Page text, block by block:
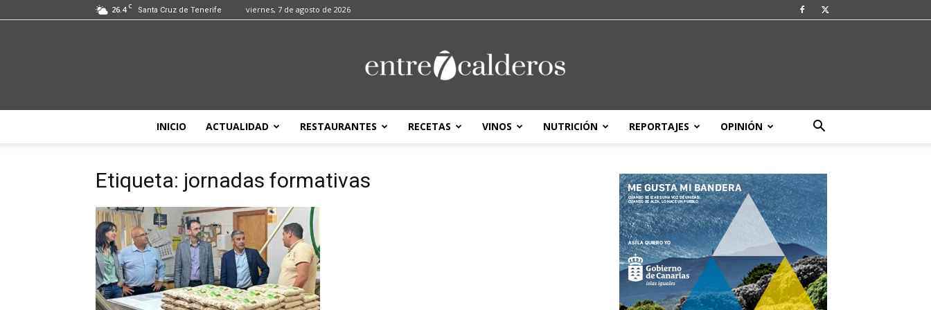
26.4 C Santa Cruz de Tenerife viernes, 7 de agosto de 2026
entre7calderos
INICIO ACTUALIDAD RESTAURANTES RECETAS VINOS NUTRICIÓN REPORTAJES OPINIÓN
Etiqueta: jornadas formativas